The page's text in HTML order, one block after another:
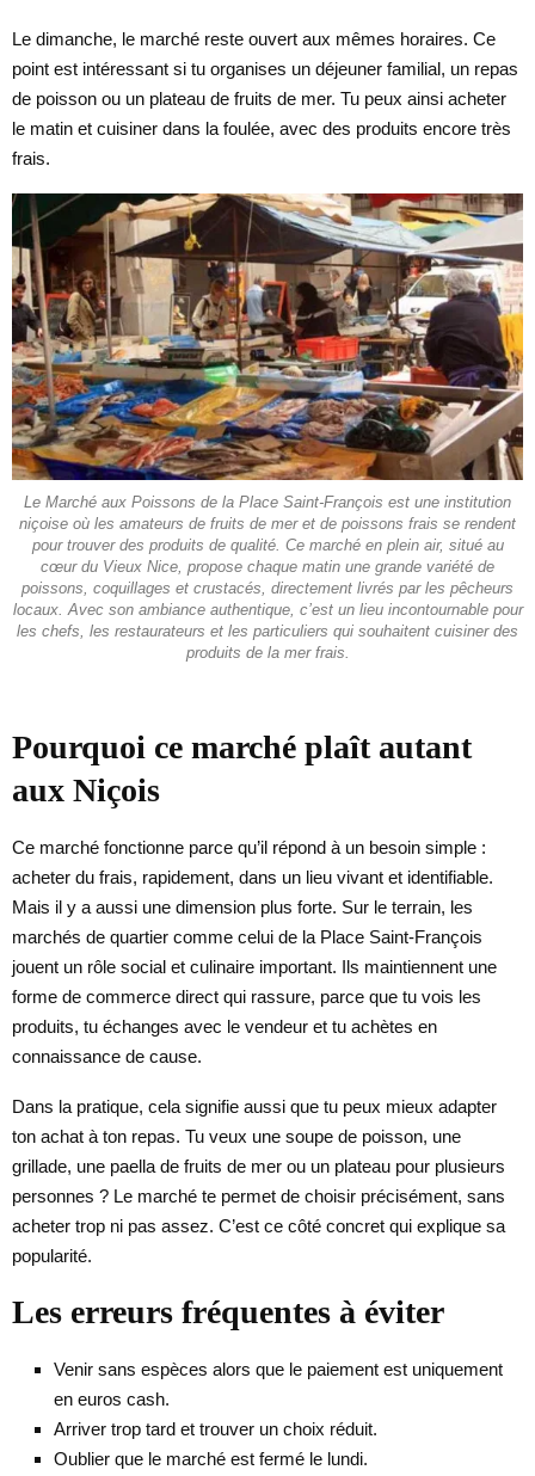
Le dimanche, le marché reste ouvert aux mêmes horaires. Ce
point est intéressant si tu organises un déjeuner familial, un repas
de poisson ou un plateau de fruits de mer. Tu peux ainsi acheter
le matin et cuisiner dans la foulée, avec des produits encore très
frais.
Le Marché aux Poissons de la Place Saint-François est une institution
niçoise où les amateurs de fruits de mer et de poissons frais se rendent
pour trouver des produits de qualité. Ce marché en plein air, situé au
cœur du Vieux Nice, propose chaque matin une grande variété de
poissons, coquillages et crustacés, directement livrés par les pêcheurs
locaux. Avec son ambiance authentique, c’est un lieu incontournable pour
les chefs, les restaurateurs et les particuliers qui souhaitent cuisiner des
produits de la mer frais.
Pourquoi ce marché plaît autant
aux Niçois
Ce marché fonctionne parce qu’il répond à un besoin simple :
acheter du frais, rapidement, dans un lieu vivant et identifiable.
Mais il y a aussi une dimension plus forte. Sur le terrain, les
marchés de quartier comme celui de la Place Saint-François
jouent un rôle social et culinaire important. Ils maintiennent une
forme de commerce direct qui rassure, parce que tu vois les
produits, tu échanges avec le vendeur et tu achètes en
connaissance de cause.
Dans la pratique, cela signifie aussi que tu peux mieux adapter
ton achat à ton repas. Tu veux une soupe de poisson, une
grillade, une paella de fruits de mer ou un plateau pour plusieurs
personnes ? Le marché te permet de choisir précisément, sans
acheter trop ni pas assez. C’est ce côté concret qui explique sa
popularité.
Les erreurs fréquentes à éviter
Venir sans espèces alors que le paiement est uniquement
en euros cash.
Arriver trop tard et trouver un choix réduit.
Oublier que le marché est fermé le lundi.